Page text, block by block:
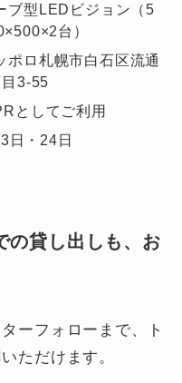
ブ型LEDビジョン（5
台）
ポロ札幌市白石区流通
3-55
としてご利用
日・24日
の貸し出しも、お
ーフォローまで、ト
ただけます。